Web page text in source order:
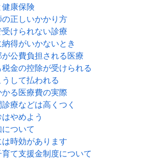
康保険
正しいかかり方
けられない診療
得がいかないとき
公費負担される医療
金の控除が受けられる
して払われる
る医療費の実際
療などは高くつく
やめよう
ついて
時効があります
て支援金制度について